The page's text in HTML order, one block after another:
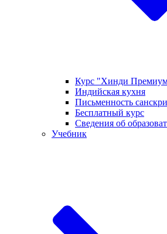
Курс "Хинди
Индийская кухня
Письменность
Бесплатный курс
Сведения об
Учебник